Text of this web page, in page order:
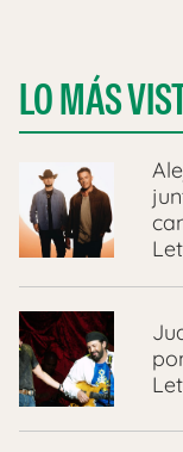
LO MÁS